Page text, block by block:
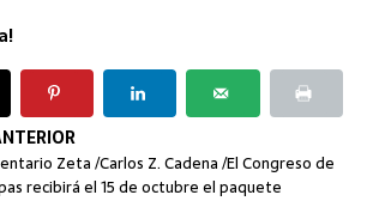
Zeta /Carlos Z. Cadena /El Congreso de
recibirá el 15 de octubre el paquete